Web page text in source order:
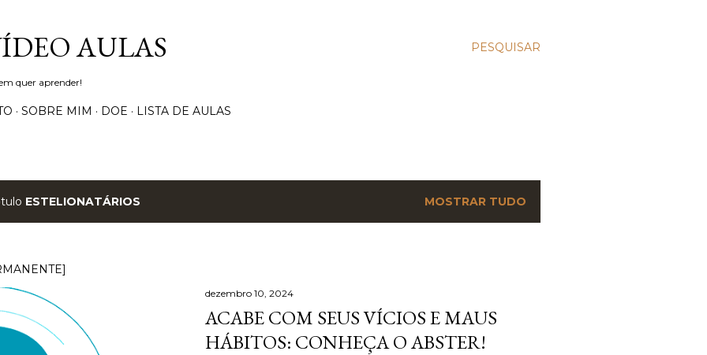
PESQUISAR
AULAS
quer aprender!
SOBRE MIM DOE LISTA DE AULAS
ESTELIONATÁRIOS MOSTRAR TUDO
dezembro 10, 2024
ACABE COM SEUS VÍCIOS E MAUS
HÁBITOS: CONHEÇA O ABSTER!